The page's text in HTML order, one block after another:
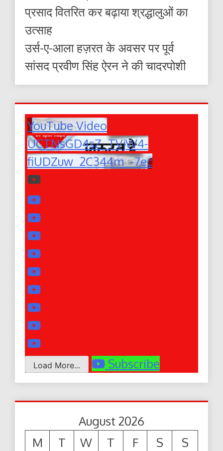
प्रसाद वितरित कर बढ़ाया श्रद्धालुओं का
उत्साह
उर्स-ए-आला हज़रत के अवसर पर पूर्व
सांसद प्रवीण सिंह ऐरन ने की चादरपोशी
YouTube Video
UCTNsGD4sZ_TVjW4-
fiUDZuw_2C344m_-7ec
Load More... Subscribe
August 2026
M
T W T F S
S